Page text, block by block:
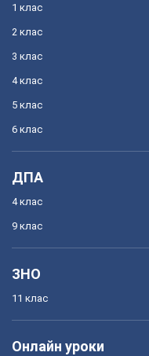
1 клас
2 клас
3 клас
4 клас
5 клас
6 клас
ДПА
4 клас
9 клас
ЗНО
11 клас
Онлайн уроки